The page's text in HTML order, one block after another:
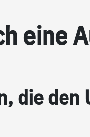
ei­ne
die